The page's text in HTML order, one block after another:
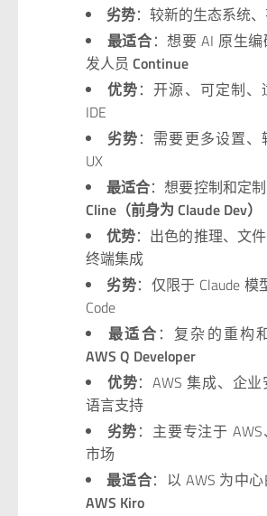
劣势：较新的生态系统
最适合：想要 AI 原生
发人员 Continue
优势：开源、可定制
IDE
劣势：需要更多设置、
UX
最适合：想要控制和定
Cline（前身为 Claude Dev）
优势：出色的推理、文件
终端集成
劣势：仅限于 Claude 模
Code
最适合 ：复杂的重构
AWS Q Developer
优势：AWS 集成、企
语言支持
劣势：主要专注于
市场
最适合：以 AWS 为中
AWS Kiro